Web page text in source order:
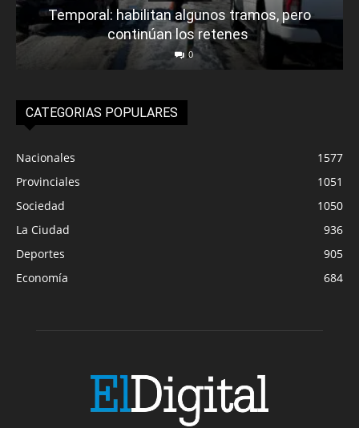
Temporal: habilitan algunos tramos, pero
continúan los retenes
0
CATEGORIAS POPULARES
Nacionales
1577
Provinciales
1051
Sociedad
1050
La Ciudad
936
Deportes
905
Economía
684